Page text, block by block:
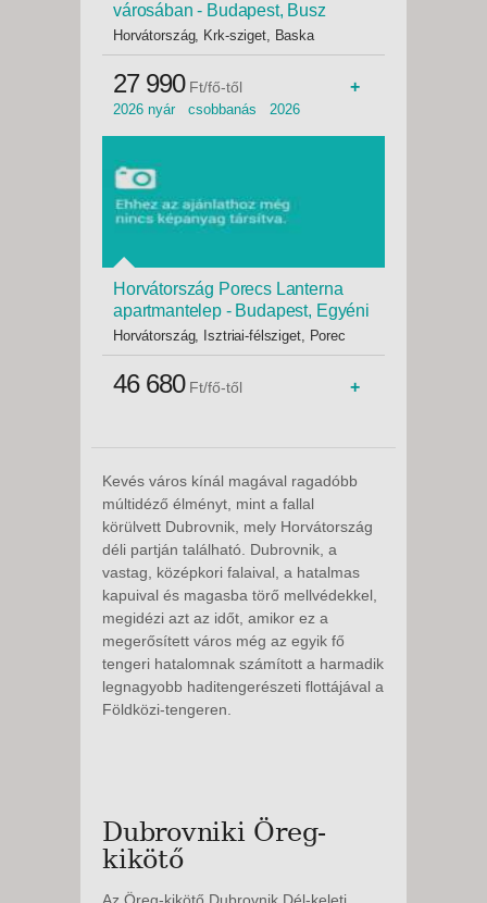
városában - Budapest, Busz
Horvátország, Krk-sziget, Baska
27 990 Ft/fő-től +
2026 nyár csobbanás 2026
Horvátország Porecs Lanterna
apartmantelep - Budapest, Egyéni
3*
Horvátország, Isztriai-félsziget, Porec
46 680 Ft/fő-től +
Kevés város kínál magával ragadóbb
múltidéző élményt, mint a fallal
körülvett Dubrovnik, mely Horvátország
déli partján található. Dubrovnik, a
vastag, középkori falaival, a hatalmas
kapuival és magasba törő mellvédekkel,
megidézi azt az időt, amikor ez a
megerősített város még az egyik fő
tengeri hatalomnak számított a harmadik
legnagyobb haditengerészeti flottájával a
Földközi-tengeren.
Dubrovniki Öreg-
kikötő
Az Öreg-kikötő Dubrovnik Dél-keleti